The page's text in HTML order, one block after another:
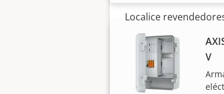
V
Localice
integradores de
instaladores de
sistemas de Axis.